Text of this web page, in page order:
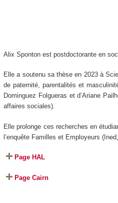
Alix Sponton est postdoctorante en
Elle a soutenu sa thèse en 2023 à
de paternité, parentalités et
Dominguez Folgueras et d’Ariane
affaires sociales).
Elle prolonge ces recherches en
l’enquête Familles et Employeurs
Page HAL
Page Cairn